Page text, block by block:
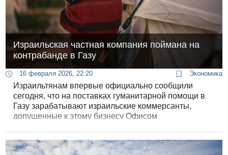
Израильская частная компания поймана на
контрабанде в Газу
16 февраля 2026, 22:20 Экономика
Израильтянам впервые официально сообщили
сегодня, что на поставках гуманитарной помощи в
Газу зарабатывают израильские коммерсанты,
допущенные к этому бизнесу Офисом
релиза о перехвате контрабандной партии табака,